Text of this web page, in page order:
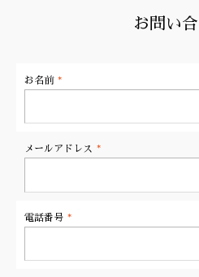
お問い
お名前 *
メールアドレス *
電話番号 *